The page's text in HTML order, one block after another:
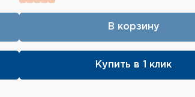
В корзину
Купить в 1 клик